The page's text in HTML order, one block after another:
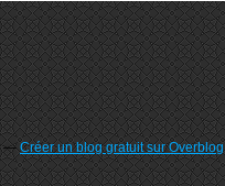
Créer un blog gratuit sur Overblog